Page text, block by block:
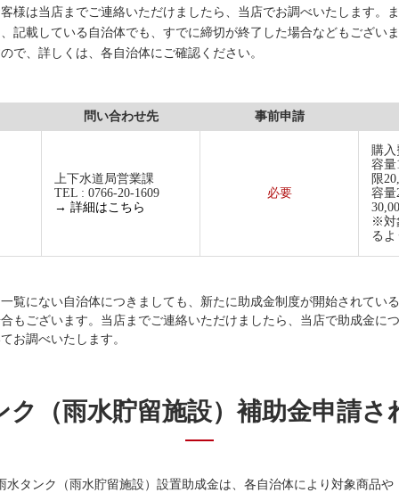
様は当店までご連絡いただけましたら、当店でお調べいたします。ま
記載している自治体でも、すでに締切が終了した場合などもございま
で、詳しくは、各自治体にご確認ください。
問い合わせ先 事前申請
上下水道局営業課
TEL : 0766-20-1609
→ 詳細はこちら
必要
購
容
限
容
※対
るよ
覧にない自治体につきましても、新たに助成金制度が開始されている
もございます。当店までご連絡いただけましたら、当店で助成金につ
お調べいたします。
ク（雨水貯留施設）補助金申請さ
水タンク（雨水貯留施設）設置助成金は、各自治体により対象商品や